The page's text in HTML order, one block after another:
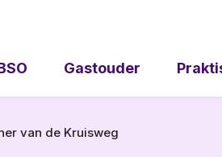
Gastouder
van de Kruisweg